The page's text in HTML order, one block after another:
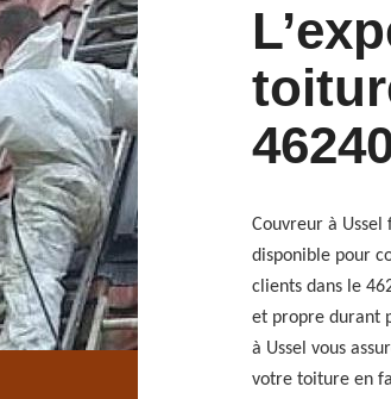
Couvreur à
disponible pour
clients dans le
et propre durant
à Ussel vous
votre toiture en